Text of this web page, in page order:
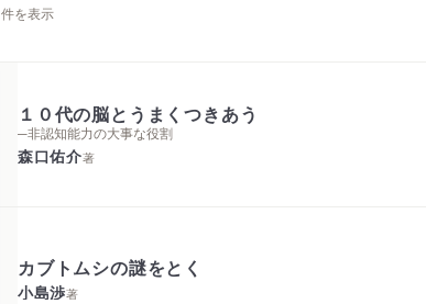
件を表示
１０代の脳とうまくつきあう
─非認知能力の大事な役割
森口佑介著
カブトムシの謎をとく
小島渉著